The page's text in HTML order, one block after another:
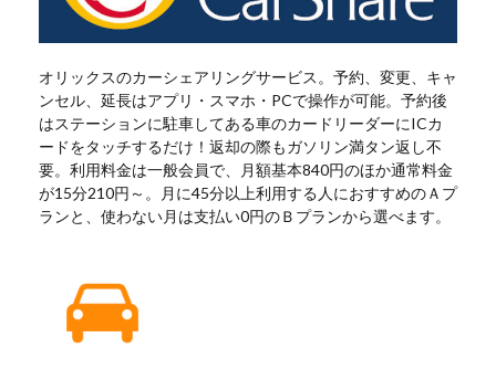
オリックスのカーシェアリングサービス。予約、変更、キャ
ンセル、延長はアプリ・スマホ・PCで操作が可能。予約後
はステーションに駐車してある車のカードリーダーにICカ
ードをタッチするだけ！返却の際もガソリン満タン返し不
要。利用料金は一般会員で、月額基本840円のほか通常料金
が15分210円～。月に45分以上利用する人におすすめのＡプ
ランと、使わない月は支払い0円のＢプランから選べます。